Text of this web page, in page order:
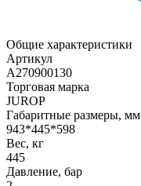
Общие характеристики
Артикул
A270900130
Торговая марка
JUROP
Габаритные размеры, мм
943*445*598
Вес, кг
445
Давление, бар